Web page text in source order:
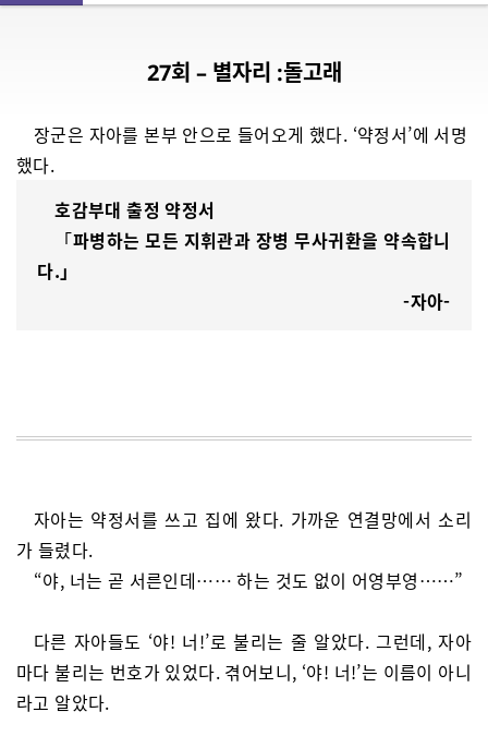
27회 – 별자리 :돌고래
장군은 자아를 본부 안으로 들어오게 했다. ‘약정서’에 서명
했다.
호감부대 출정 약정서
「파병하는 모든 지휘관과 장병 무사귀환을 약속합니
다.」
-자아-
자아는 약정서를 쓰고 집에 왔다. 가까운 연결망에서 소리
가 들렸다.
“야, 너는 곧 서른인데…… 하는 것도 없이 어영부영……”
다른 자아들도 ‘야! 너!’로 불리는 줄 알았다. 그런데, 자아
마다 불리는 번호가 있었다. 겪어보니, ‘야! 너!’는 이름이 아니
라고 알았다.